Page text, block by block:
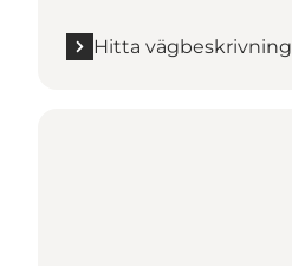
Hitta vägbeskrivning